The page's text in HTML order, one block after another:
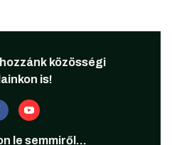
közösségi
is!
le semmiről...